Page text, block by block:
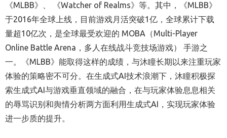
《MLBB》、 《Watcher of Realms》等。其中，《MLBB》
于2016年全球上线，目前游戏月活突破1亿，全球累计下载
量超10亿次，是全球最受欢迎的 MOBA（Multi-Player
Online Battle Arena，多人在线战斗竞技场游戏） 手游之
一。《MLBB》能取得这样的成绩，与沐瞳长期以来注重玩家
体验的策略密不可分。在生成式AI技术浪潮下，沐瞳积极探
索生成式AI与游戏垂直领域的融合，在与玩家体验息息相关
的辱骂识别和舆情分析两方面利用生成式AI，实现玩家体验
进一步质的提升。